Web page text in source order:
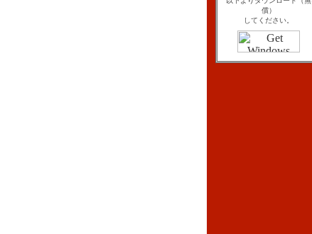
償）
してください。